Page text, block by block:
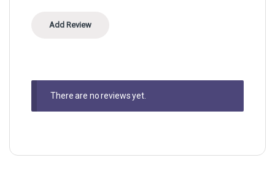
There are no reviews yet.